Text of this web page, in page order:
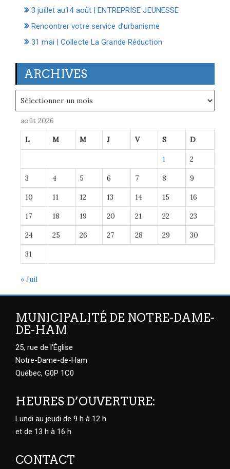
3 juillet au14 août | ENTREPRISE JEUNESSE
Rencontrer votre service d’urbanisme
31 mai | Collecte La Grande Réduction
ARCHIVES
août 2026
L M M J V S D
1 2
3 4 5 6 7 8 9
10 11 12 13 14 15 16
17 18 19 20 21 22 23
24 25 26 27 28 29 30
31
« Juil
MUNICIPALITÉ DE NOTRE-DAME-
DE-HAM
25, rue de l'Église
Notre-Dame-de-Ham
Québec, G0P 1C0
HEURES D’OUVERTURE:
Lundi au jeudi de 9 h à 12 h
et de 13 h à 16 h
CONTACT